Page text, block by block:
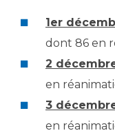
1er
dont 86 en
2
en
3
en